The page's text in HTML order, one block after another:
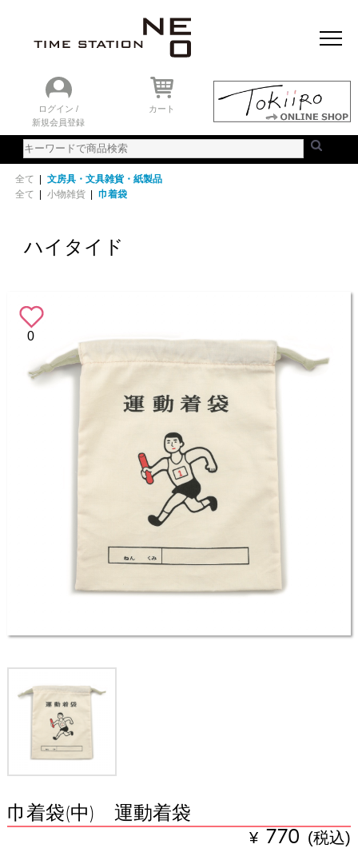
ログイン /
新規会員登録
カート
全て | 文房具・文具雑貨・紙製品
全て | 小物雑貨 | 巾着袋
ハイタイド
0
巾着袋(中) 運動着袋
¥ 770 (税込)
おすすめアイテム
ニュース＆トピック
時計を探す
ランキング
ご利用ガイド
WEBカタログ